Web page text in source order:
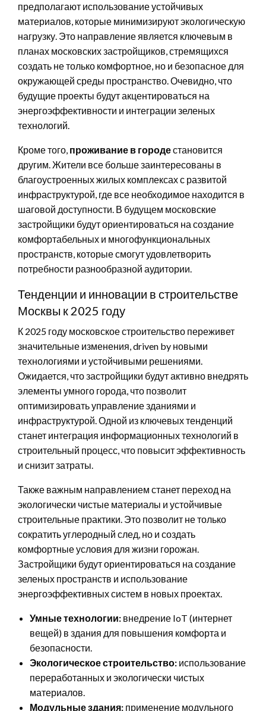
предполагают использование устойчивых
материалов, которые минимизируют экологическую
нагрузку. Это направление является ключевым в
планах московских застройщиков, стремящихся
создать не только комфортное, но и безопасное для
окружающей среды пространство. Очевидно, что
будущие проекты будут акцентироваться на
энергоэффективности и интеграции зеленых
технологий.
Кроме того, проживание в городестановится
другим. Жители все больше заинтересованы в
благоустроенных жилых комплексах с развитой
инфраструктурой, где все необходимое находится в
шаговой доступности. В будущем московские
застройщики будут ориентироваться на создание
комфортабельных и многофункциональных
пространств, которые смогут удовлетворить
потребности разнообразной аудитории.
Тенденции и инновации в строительстве
Москвы к 2025 году
К 2025 году московское строительство переживет
значительные изменения, driven by новыми
технологиями и устойчивыми решениями.
Ожидается, что застройщики будут активно внедрять
элементы умного города, что позволит
оптимизировать управление зданиями и
инфраструктурой. Одной из ключевых тенденций
станет интеграция информационных технологий в
строительный процесс, что повысит эффективность
и снизит затраты.
Также важным направлением станет переход на
экологически чистые материалы и устойчивые
строительные практики. Это позволит не только
сократить углеродный след, но и создать
комфортные условия для жизни горожан.
Застройщики будут ориентироваться на создание
зеленых пространств и использование
энергоэффективных систем в новых проектах.
Умные технологии: внедрение IoT (интернет
вещей) в здания для повышения комфорта и
безопасности.
Экологическое строительство: использование
переработанных и экологически чистых
материалов.
Модульные здания: применение модульного